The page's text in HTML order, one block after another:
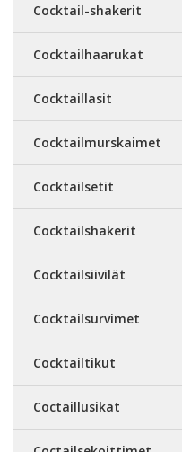
Cocktail-shakerit
Cocktailhaarukat
Cocktaillasit
Cocktailmurskaimet
Cocktailsetit
Cocktailshakerit
Cocktailsiivilät
Cocktailsurvimet
Cocktailtikut
Coctaillusikat